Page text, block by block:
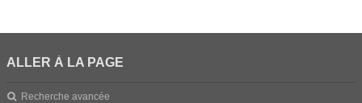
ALLER À LA PAGE
Recherche avancée